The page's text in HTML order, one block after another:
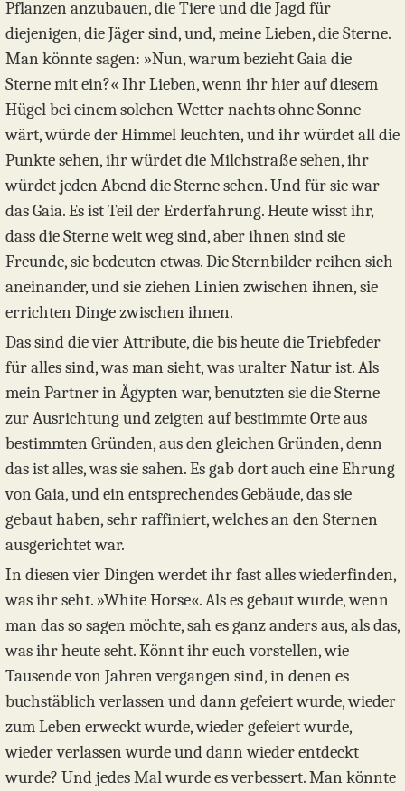
Pflanzen anzubauen, die Tiere und die Jagd für
diejenigen, die Jäger sind, und, meine Lieben, die Sterne.
Man könnte sagen: »Nun, warum bezieht Gaia die
Sterne mit ein?« Ihr Lieben, wenn ihr hier auf diesem
Hügel bei einem solchen Wetter nachts ohne Sonne
wärt, würde der Himmel leuchten, und ihr würdet all die
Punkte sehen, ihr würdet die Milchstraße sehen, ihr
würdet jeden Abend die Sterne sehen. Und für sie war
das Gaia. Es ist Teil der Erderfahrung. Heute wisst ihr,
dass die Sterne weit weg sind, aber ihnen sind sie
Freunde, sie bedeuten etwas. Die Sternbilder reihen sich
aneinander, und sie ziehen Linien zwischen ihnen, sie
errichten Dinge zwischen ihnen.
Das sind die vier Attribute, die bis heute die Triebfeder
für alles sind, was man sieht, was uralter Natur ist. Als
mein Partner in Ägypten war, benutzten sie die Sterne
zur Ausrichtung und zeigten auf bestimmte Orte aus
bestimmten Gründen, aus den gleichen Gründen, denn
das ist alles, was sie sahen. Es gab dort auch eine Ehrung
von Gaia, und ein entsprechendes Gebäude, das sie
gebaut haben, sehr raffiniert, welches an den Sternen
ausgerichtet war.
In diesen vier Dingen werdet ihr fast alles wiederfinden,
was ihr seht. »White Horse«. Als es gebaut wurde, wenn
man das so sagen möchte, sah es ganz anders aus, als das,
was ihr heute seht. Könnt ihr euch vorstellen, wie
Tausende von Jahren vergangen sind, in denen es
buchstäblich verlassen und dann gefeiert wurde, wieder
zum Leben erweckt wurde, wieder gefeiert wurde,
wieder verlassen wurde und dann wieder entdeckt
wurde? Und jedes Mal wurde es verbessert. Man könnte